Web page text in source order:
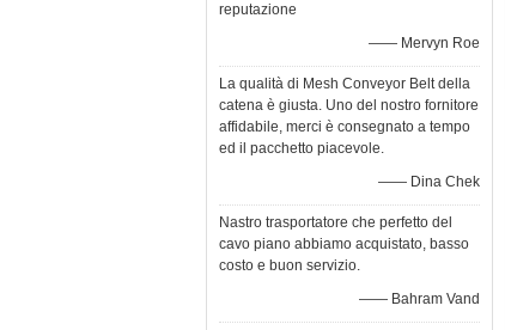
reputazione
—— Mervyn Roe
La qualità di Mesh Conveyor Belt della
catena è giusta. Uno del nostro fornitore
affidabile, merci è consegnato a tempo
ed il pacchetto piacevole.
—— Dina Chek
Nastro trasportatore che perfetto del
cavo piano abbiamo acquistato, basso
costo e buon servizio.
—— Bahram Vand